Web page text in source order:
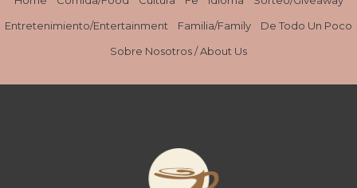
Entretenimiento/Entertainment
Familia/Family
De Todo Un Poco
Sobre Nosotros / About Us